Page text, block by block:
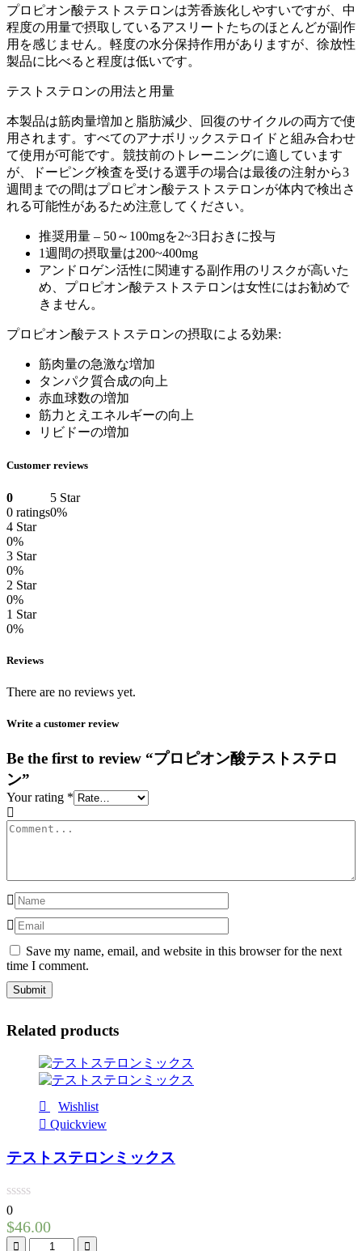
プロピオン酸テストステロンは芳香族化しやすいですが、中
程度の用量で摂取しているアスリートたちのほとんどが副作
用を感じません。軽度の水分保持作用がありますが、徐放性
製品に比べると程度は低いです。
テストステロンの用法と用量
本製品は筋肉量増加と脂肪減少、回復のサイクルの両方で使
用されます。すべてのアナボリックステロイドと組み合わせ
て使用が可能です。競技前のトレーニングに適しています
が、ドーピング検査を受ける選手の場合は最後の注射から3
週間までの間はプロピオン酸テストステロンが体内で検出さ
れる可能性があるため注意してください。
推奨用量 – 50～100mgを2~3日おきに投与
1週間の摂取量は200~400mg
アンドロゲン活性に関連する副作用のリスクが高いた
め、プロピオン酸テストステロンは女性にはお勧めで
きません。
プロピオン酸テストステロンの摂取による効果:
筋肉量の急激な増加
タンパク質合成の向上
赤血球数の増加
筋力とえエネルギーの向上
リビドーの増加
Customer reviews
0
0 ratings
5 Star
0%
4 Star
0%
3 Star
0%
2 Star
0%
1 Star
0%
Reviews
There are no reviews yet.
Write a customer review
Be the first to review “プロピオン酸テストステロ
ン”
Your rating *
Save my name, email, and website in this browser for the next
time I comment.
Related products
Wishlist
Quickview
テストステロンミックス
0
$46.00
Quantity